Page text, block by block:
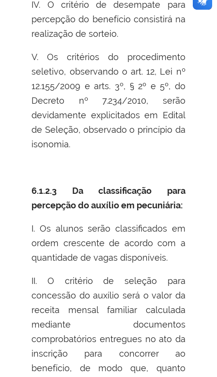
IV. O critério de desempate para
percepção do benefício consistirá na
realização de sorteio.
V. Os critérios do procedimento
seletivo, observando o art. 12, Lei nº
12.155/2009 e arts. 3º, § 2º e 5º, do
Decreto nº 7.234/2010, serão
devidamente explicitados em Edital
de Seleção, observado o princípio da
isonomia.
6.1.2.3 Da classificação para
percepção do auxílio em pecuniária:
I. Os alunos serão classificados em
ordem crescente de acordo com a
quantidade de vagas disponíveis.
II. O critério de seleção para
concessão do auxílio será o valor da
receita mensal familiar calculada
mediante documentos
comprobatórios entregues no ato da
inscrição para concorrer ao
benefício, de modo que, quanto